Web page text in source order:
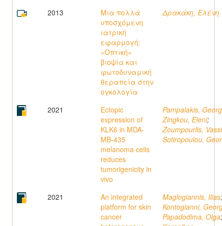
2013
Μια πολλά
υποσχόμενη
ιατρική
εφαρμογή:
«Οπτική»
βιοψία και
φωτοδυναμική
θεραπεία στην
ογκολογία
Δρακάκη, Ελένη
2021
Ectopic
expression of
KLK6 in MDA-
MB-435
melanoma cells
reduces
tumorigenicity in
vivo
Pampalakis,
Zingkou, Eleni;
Zoumpourlis,
Sotiropoulou,
2021
An integrated
platform for skin
cancer
Maglogiannis, Ilias;
Kontogianni,
Papadodima, Olga;